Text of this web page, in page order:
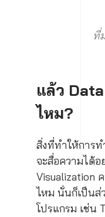
ที่
แล้ว
ไหม?
สิ่งที่ทำให้การ
จะสื่อความได้อ
Visualization
ไหม นั่นก็เป็นส่
โปรแกรม เช่น